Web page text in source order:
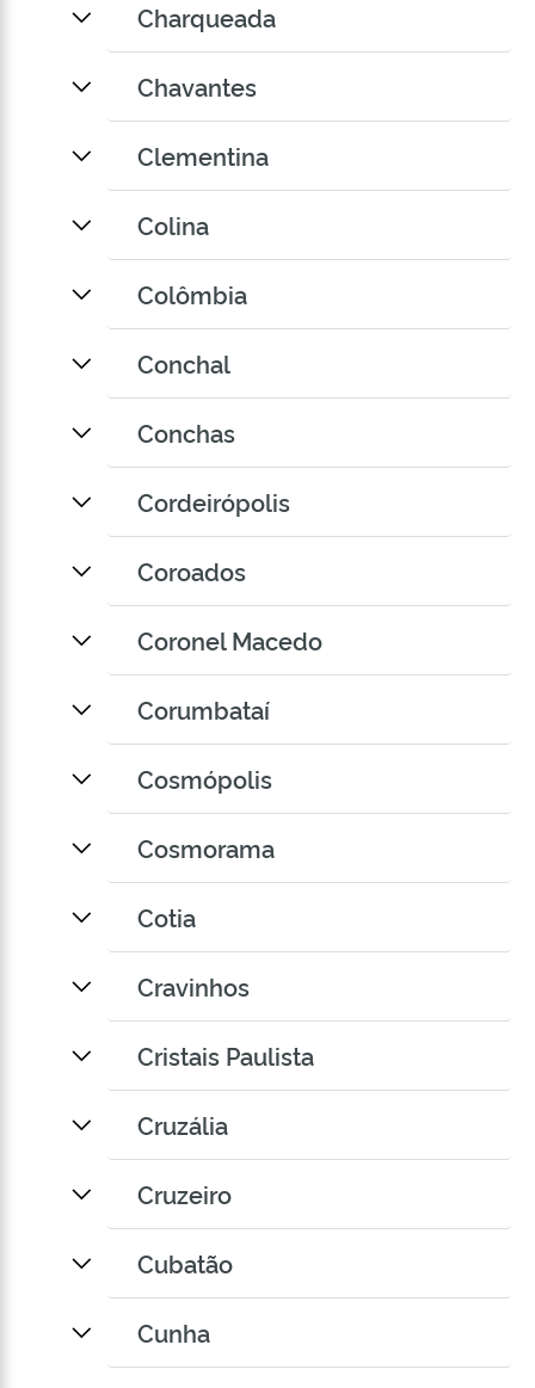
Charqueada
Chavantes
Clementina
Colina
Colômbia
Conchal
Conchas
Cordeirópolis
Coroados
Coronel Macedo
Corumbataí
Cosmópolis
Cosmorama
Cotia
Cravinhos
Cristais Paulista
Cruzália
Cruzeiro
Cubatão
Cunha